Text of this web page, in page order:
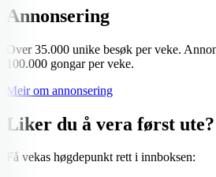
Annonsering
Over 35.000 unike besøk per veke.
100.000 gongar per veke.
Meir om annonsering
Liker du å vera først ute?
Få vekas høgdepunkt rett i innboksen: